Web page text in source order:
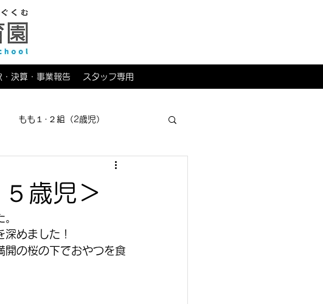
・決算・事業報告 スタッフ専用
もも１･２組（2歳児）
歳児＞
めました！
開の桜の下でおやつを食